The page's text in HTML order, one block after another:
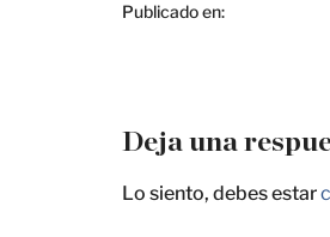
Publicado en:
Deja una
Lo siento, debes estar